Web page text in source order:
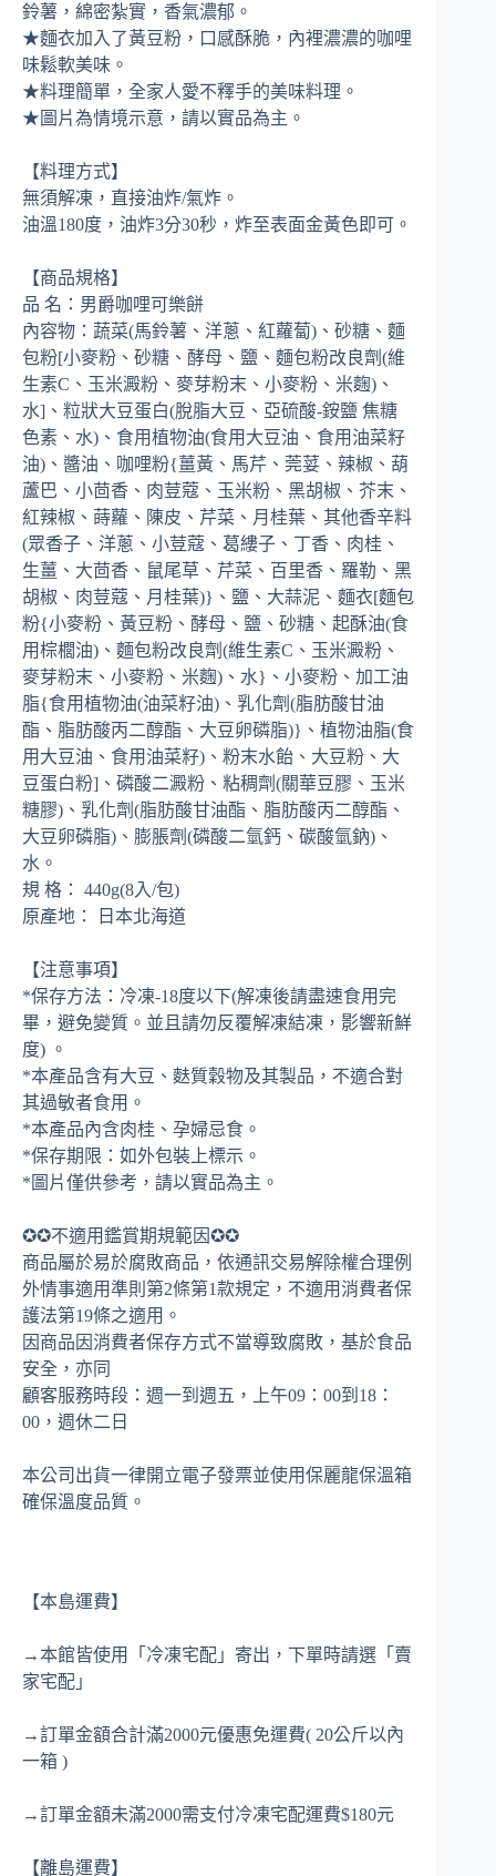
鈴薯，綿密紮實，香氣濃郁。
★麵衣加入了黃豆粉，口感酥脆，內裡濃濃的咖哩
味鬆軟美味。
★料理簡單，全家人愛不釋手的美味料理。
★圖片為情境示意，請以實品為主。
【料理方式】
無須解凍，直接油炸/氣炸。
油溫180度，油炸3分30秒，炸至表面金黃色即可。
【商品規格】
品 名：男爵咖哩可樂餅
內容物：蔬菜(馬鈴薯、洋蔥、紅蘿蔔)、砂糖、麵
包粉[小麥粉、砂糖、酵母、鹽、麵包粉改良劑(維
生素C、玉米澱粉、麥芽粉末、小麥粉、米麴)、
水]、粒狀大豆蛋白(脫脂大豆、亞硫酸-銨鹽 焦糖
色素、水)、食用植物油(食用大豆油、食用油菜籽
油)、醬油、咖哩粉{薑黃、馬芹、莞荽、辣椒、葫
蘆巴、小茴香、肉荳蔻、玉米粉、黑胡椒、芥末、
紅辣椒、蒔蘿、陳皮、芹菜、月桂葉、其他香辛料
(眾香子、洋蔥、小荳蔻、葛縷子、丁香、肉桂、
生薑、大茴香、鼠尾草、芹菜、百里香、羅勒、黑
胡椒、肉荳蔻、月桂葉)}、鹽、大蒜泥、麵衣[麵包
粉{小麥粉、黃豆粉、酵母、鹽、砂糖、起酥油(食
用棕櫚油)、麵包粉改良劑(維生素C、玉米澱粉、
麥芽粉末、小麥粉、米麴)、水}、小麥粉、加工油
脂{食用植物油(油菜籽油)、乳化劑(脂肪酸甘油
酯、脂肪酸丙二醇酯、大豆卵磷脂)}、植物油脂(食
用大豆油、食用油菜籽)、粉末水飴、大豆粉、大
豆蛋白粉]、磷酸二澱粉、粘稠劑(關華豆膠、玉米
糖膠)、乳化劑(脂肪酸甘油酯、脂肪酸丙二醇酯、
大豆卵磷脂)、膨脹劑(磷酸二氫鈣、碳酸氫鈉)、
水。
規 格： 440g(8入/包)
原產地： 日本北海道
【注意事項】
*保存方法：冷凍-18度以下(解凍後請盡速食用完
畢，避免變質。並且請勿反覆解凍結凍，影響新鮮
度) 。
*本產品含有大豆、麩質穀物及其製品，不適合對
其過敏者食用。
*本產品內含肉桂、孕婦忌食。
*保存期限：如外包裝上標示。
*圖片僅供參考，請以實品為主。
✪✪不適用鑑賞期規範因✪✪
商品屬於易於腐敗商品，依通訊交易解除權合理例
外情事適用準則第2條第1款規定，不適用消費者保
護法第19條之適用。
因商品因消費者保存方式不當導致腐敗，基於食品
安全，亦同
顧客服務時段：週一到週五，上午09：00到18：
00，週休二日
本公司出貨一律開立電子發票並使用保麗龍保溫箱
確保溫度品質。
【本島運費】
→本館皆使用「冷凍宅配」寄出，下單時請選「賣
家宅配」
→訂單金額合計滿2000元優惠免運費( 20公斤以內
一箱 )
→訂單金額未滿2000需支付冷凍宅配運費$180元
【離島運費】